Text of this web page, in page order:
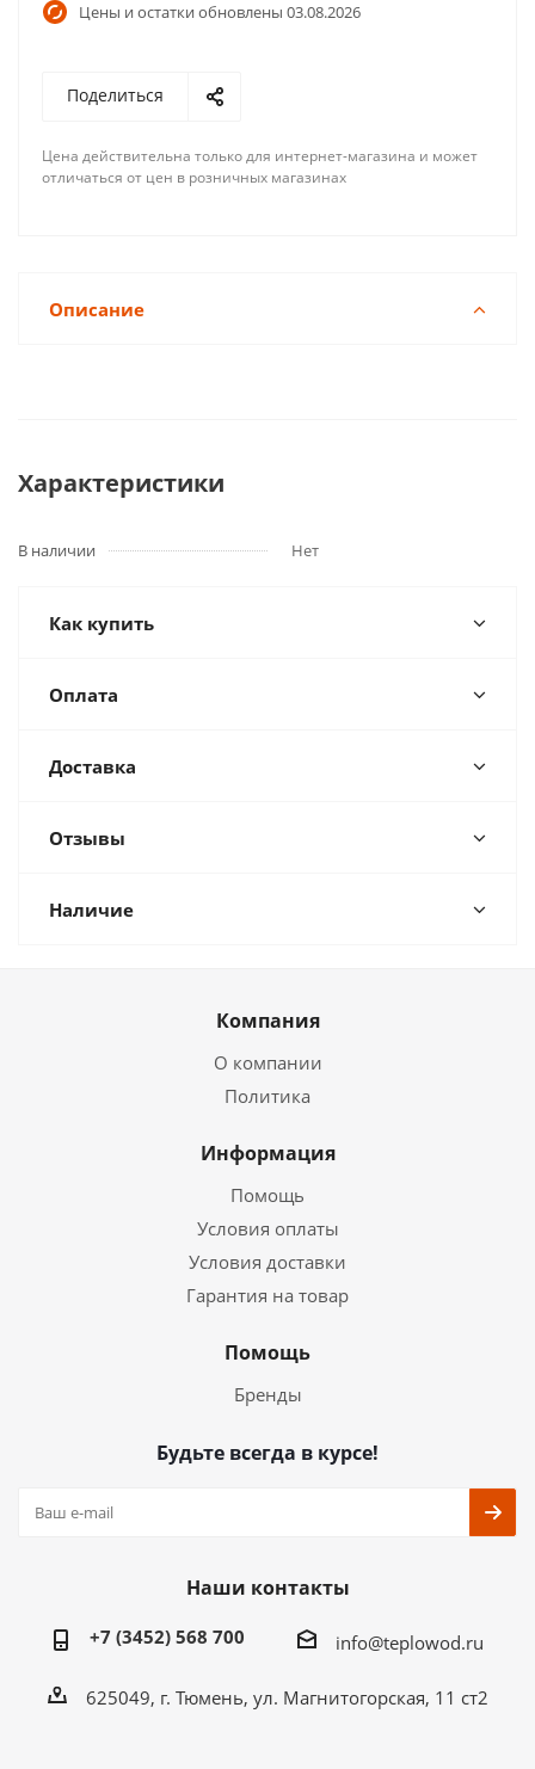
Цены и остатки обновлены 03.08.2026
Поделиться
Цена действительна только для интернет-магазина и может
отличаться от цен в розничных магазинах
Описание
Характеристики
В наличии Нет
Как купить
Оплата
Доставка
Отзывы
Наличие
Компания
О компании
Политика
Информация
Помощь
Условия оплаты
Условия доставки
Гарантия на товар
Помощь
Бренды
Будьте всегда в курсе!
Наши контакты
+7 (3452) 568 700 info@teplowod.ru
​625049, г. Тюмень, ул. Магнитогорская, 11 ст2